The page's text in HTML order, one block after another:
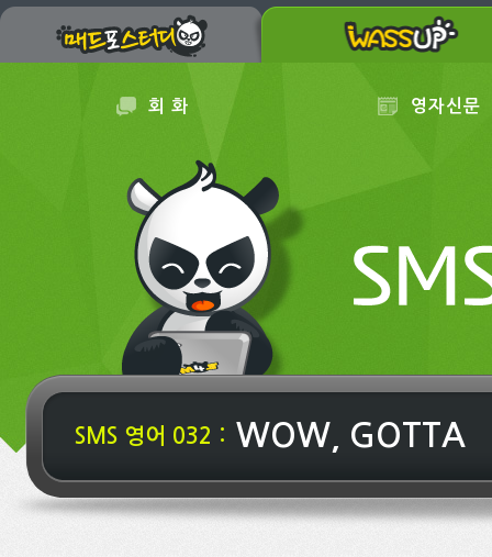
회 화 영자신문
SMS 영어 032 : WOW, GOTTA